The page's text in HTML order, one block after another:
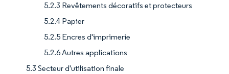
5.2.3 Revêtements décoratifs et protecteurs
5.2.4 Papier
5.2.5 Encres d'imprimerie
5.2.6 Autres applications
5.3 Secteur d'utilisation finale